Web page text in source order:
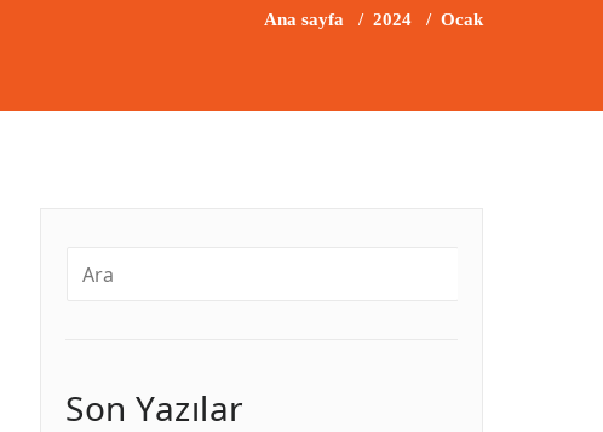
Ana sayfa / 2024 / Ocak
Son Yazılar